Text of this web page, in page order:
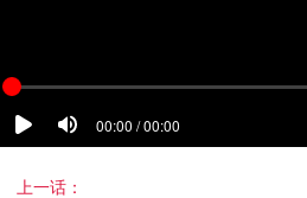
上一话：